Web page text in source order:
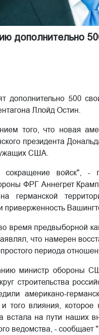
дополнительно
дополнительно 500
Ллойд Остин.
того, что новая
президента
США.
войск", -
ФРГ Аннегрет
германской
приверженность
предвыборной
что намерен
периода
министр обороны
строительства
американо-
и того влияния,
встала на пути наших
ведомства, -